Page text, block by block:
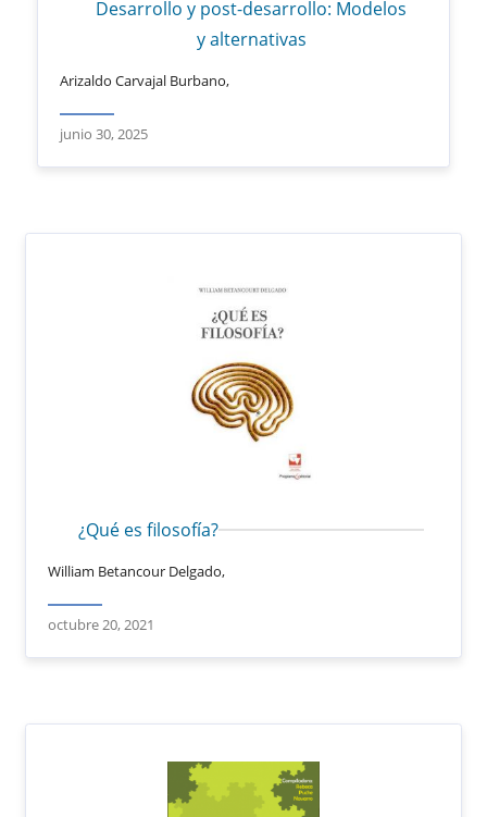
Desarrollo y post-desarrollo: Modelos
y alternativas
Arizaldo Carvajal Burbano,
junio 30, 2025
¿Qué es filosofía?
William Betancour Delgado,
octubre 20, 2021